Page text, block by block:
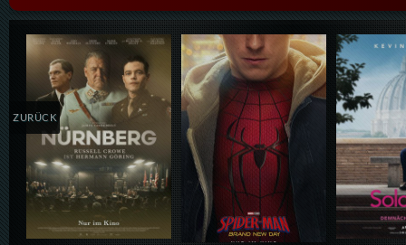
Details,Play Details,Play
ZURÜCK